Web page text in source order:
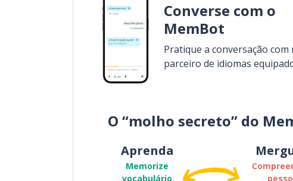
Converse com o
MemBot
Pratique a conversação com
parceiro de idiomas
O “molho secreto” do
Aprenda
Memorize
vocabulário